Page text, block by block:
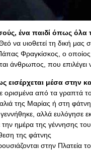
ένα παιδί όπως όλα
να υιοθετεί τη δική μας
Φραγκίσκος, ο
άνθρωπος, που
εισέρχεται μέσα στην
ορισμένα από τα γραπτά
της Μαρίας ή στη
αλλά ευλόγησε
ημέρα της γέννησης του
της φάτνης
στην Πλατεία